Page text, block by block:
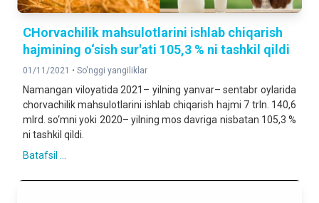
CHorvachilik mahsulotlarini ishlab chiqarish
hajmining o‘sish sur'ati 105,3 % ni tashkil qildi
01/11/2021 • So'nggi yangiliklar
Namangan viloyatida 2021– yilning yanvar– sentabr oylarida
chorvachilik mahsulotlarini ishlab chiqarish hajmi 7 trln. 140,6
mlrd. so‘mni yoki 2020– yilning mos davriga nisbatan 105,3 %
ni tashkil qildi.
Batafsil ...